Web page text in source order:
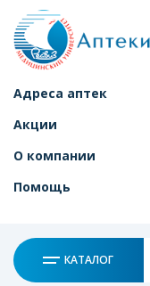
Адреса аптек
Акции
О компании
Помощь
КАТАЛОГ